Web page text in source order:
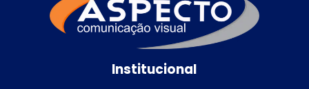
Institucional